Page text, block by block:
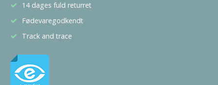
14 dages fuld returret
Fødevaregodkendt
Track and trace